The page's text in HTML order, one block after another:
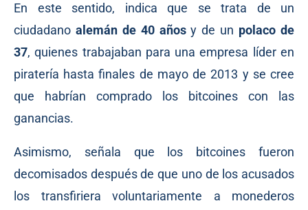
En este sentido, indica que se trata de un
ciudadano alemán de 40 añosy de un polaco de
37, quienes trabajaban para una empresa líder en
piratería hasta finales de mayo de 2013 y se cree
que habrían comprado los bitcoines con las
ganancias.
Asimismo, señala que los bitcoines fueron
decomisados después de que uno de los acusados
los transfiriera voluntariamente a monederos